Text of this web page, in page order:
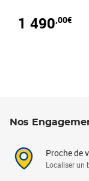
1 490,00€
Nos
Proche de
Localiser un